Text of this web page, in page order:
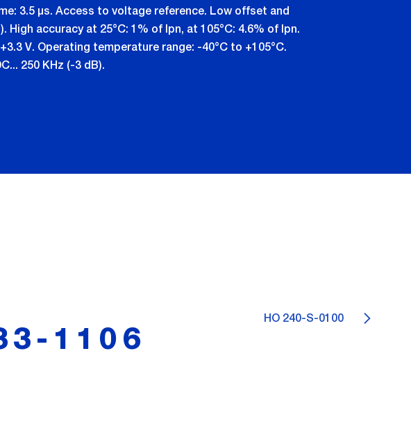
3.5 µs. Access to voltage reference. Low offset and
High accuracy at 25°C: 1% of Ipn, at 105°C: 4.6% of Ipn.
V. Operating temperature range: -40°C to +105°C.
250 KHz (-3 dB).
HO 240-S-0100
1106